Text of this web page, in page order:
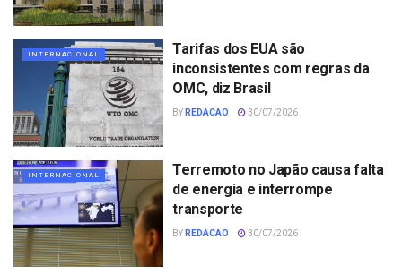
INTERNACIONAL
Tarifas dos EUA são
inconsistentes com regras da
OMC, diz Brasil
BY REDACAO 30/07/2026
INTERNACIONAL
Terremoto no Japão causa falta
de energia e interrompe
transporte
BY REDACAO 30/07/2026